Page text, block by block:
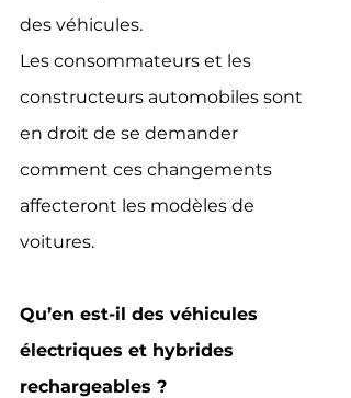
des véhicules.
Les consommateurs et les
constructeurs automobiles sont
en droit de se demander
comment ces changements
affecteront les modèles de
voitures.
Qu’en est-il des véhicules
électriques et hybrides
rechargeables ?